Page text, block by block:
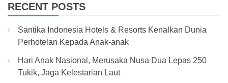
RECENT POSTS
Santika Indonesia Hotels & Resorts Kenalkan Dunia
Perhotelan Kepada Anak-anak
Hari Anak Nasional, Merusaka Nusa Dua Lepas 250
Tukik, Jaga Kelestarian Laut